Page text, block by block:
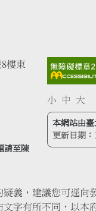
樓東
請至陳
小 中 大
本網站由
更新日期：
義，建議您可逕向
字有所不同，以本